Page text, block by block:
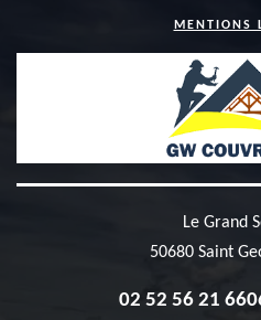
MENTIONS
Le Grand
50680 Saint
02 52 56 21 66